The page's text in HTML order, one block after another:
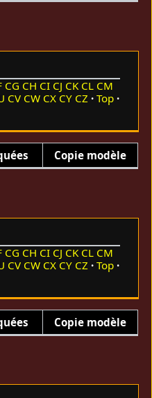
CG CH CI CJ CK CL CM
CV CW CX CY CZ
Top
Copie modèle
CG CH CI CJ CK CL CM
CV CW CX CY CZ
Top
Copie modèle